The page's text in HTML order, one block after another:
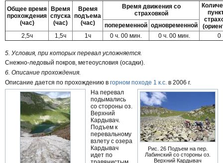
Общее время
прохождения
(час)
Время
спуска
(час)
Время
подъема
(час)
Время движения со
страховкой
попеременной одновременной
2,5ч
1,5ч 1ч 0 ч. 00 мин. 0 ч. 00 мин. 0
5. Условия, при которых перевал усложняется.
Снежно-ледовый покров, метеоусловия (осадки).
6. Описание прохождения.
Описание дается по прохождению в горном походе 1 к.с. в 2006 г.
Рис. 26 Подъем на пер.
Лабинский со стороны оз.
Верхний Кардывач
На перевал
подымались
со стороны оз.
Верхний
Кардывач.
Подъем к
перевальному
взлету с озера
Кардывач
идет по